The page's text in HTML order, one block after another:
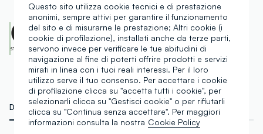
OEKO-TEX class I
CENTROCOT:0906991.O
Scopri di più
DETTAGLI TECNICI MATERIALI E FILIERA
Questo sito utilizza cookie tecnici e di prestazione
anonimi, sempre attivi per garantire il funzionamento
del sito e di misurarne le prestazione; Altri cookie (i
cookie di profilazione), installati anche da terze parti,
servono invece per verificare le tue abitudini di
navigazione al fine di poterti offrire prodotti e servizi
mirati in linea con i tuoi reali interessi. Per il loro
utilizzo serve il tuo consenso. Per accettare i cookie
di profilazione clicca su "accetta tutti i cookie", per
selezionarli clicca su "Gestisci cookie" o per rifiutarli
clicca su "Continua senza accettare". Per maggiori
informazioni consulta la nostra Cookie Policy